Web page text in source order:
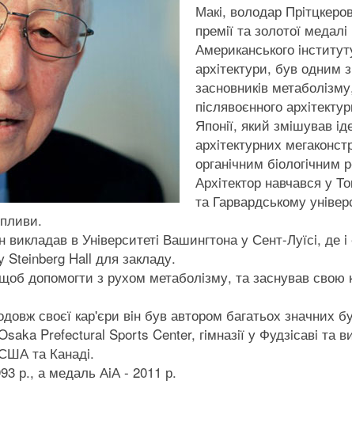
Макi, володар
премiї та золотої медалi
Американського
архiтектури, був одним з
засновникiв
пiслявоєнного
Японiї, який змiшував
архiтектурних
органiчним бiологiчним
Архiтектор навчався у
та Гарвардському
викладав в Унiверситетi Вашингтона у Сент-Луїсi, де i
Steinberg Hall для закладу.
допомогти з рухом метаболiзму, та заснував свою
своєї кар'єри вiн був автором багатьох значних
Prefectural Sports Center, гiмназiї у Фудзiсавi та
та Канадi.
р., а медаль АiА - 2011 р.